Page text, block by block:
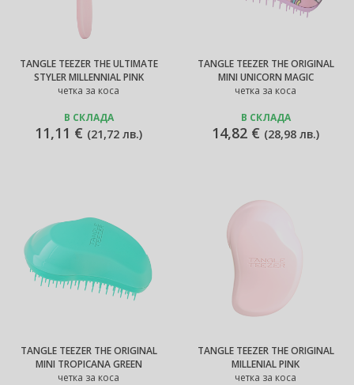
TANGLE TEEZER THE ULTIMATE
STYLER MILLENNIAL PINK
четка за коса
В СКЛАДА
11,11 € (21,72 лв.)
TANGLE TEEZER THE ORIGINAL
MINI UNICORN MAGIC
четка за коса
В СКЛАДА
14,82 € (28,98 лв.)
TANGLE TEEZER THE ORIGINAL
MINI TROPICANA GREEN
четка за коса
TANGLE TEEZER THE ORIGINAL
MILLENIAL PINK
четка за коса